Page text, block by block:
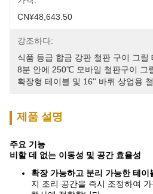
CN¥48,643.50
강조하다:
식품 등급 합금 강판 철판 구이 그릴
8분 안에 250℃ 모바일 철판구이 그
확장형 테이블 및 16'' 바퀴 상업용
제품 설명
주요 기능
비할 데 없는 이동성 및 공간 효율성
확장 가능하고 분리 가능한 테이
지 조리 공간을 즉시 조정하여